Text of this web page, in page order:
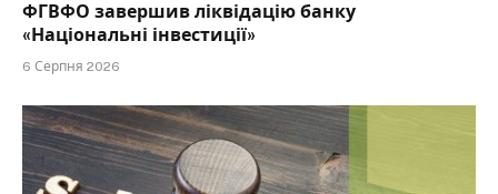
ФГВФО завершив ліквідацію банку
«Національні інвестиції»
6 Серпня 2026